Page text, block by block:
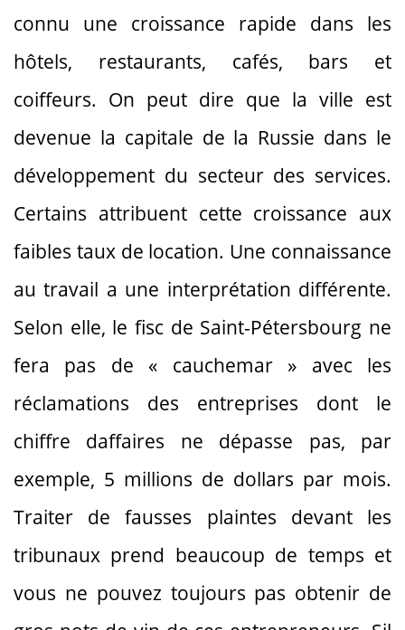
connu une croissance rapide dans les
hôtels, restaurants, cafés, bars et
coiffeurs. On peut dire que la ville est
devenue la capitale de la Russie dans le
développement du secteur des services.
Certains attribuent cette croissance aux
faibles taux de location. Une connaissance
au travail a une interprétation différente.
Selon elle, le fisc de Saint-Pétersbourg ne
fera pas de « cauchemar » avec les
réclamations des entreprises dont le
chiffre daffaires ne dépasse pas, par
exemple, 5 millions de dollars par mois.
Traiter de fausses plaintes devant les
tribunaux prend beaucoup de temps et
vous ne pouvez toujours pas obtenir de